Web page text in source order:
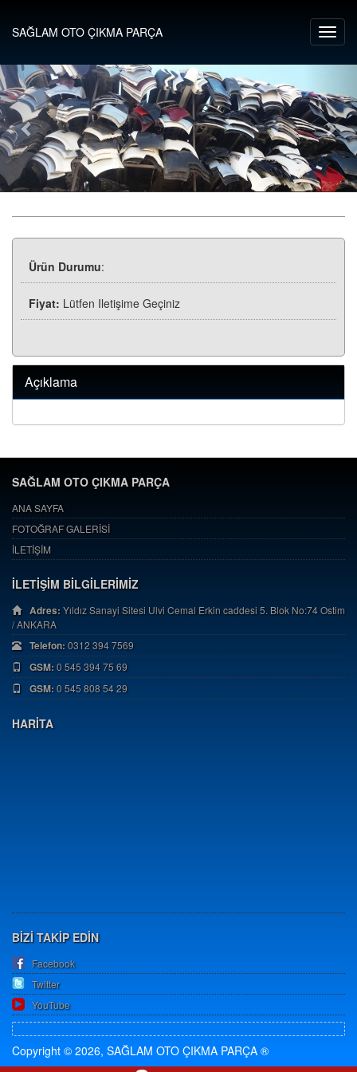
SAĞLAM OTO ÇIKMA PARÇA
Ürün Durumu:
Fiyat: Lütfen Iletişime Geçiniz
Açıklama
SAĞLAM OTO ÇIKMA PARÇA
ANA SAYFA
FOTOĞRAF GALERİSİ
İLETİŞİM
İLETİŞİM BİLGİLERİMİZ
Adres:Yıldız Sanayi Sitesi Ulvi Cemal Erkin caddesi 5. Blok No:74 Ostim
/ ANKARA
Telefon:0312 394 7569
GSM:0 545 394 75 69
GSM:0 545 808 54 29
HARİTA
BİZİ TAKİP EDİN
Facebook
Twitter
YouTube
Copyright © 2026, SAĞLAM OTO ÇIKMA PARÇA ®